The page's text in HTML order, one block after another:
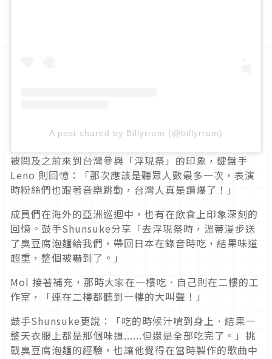
A post shared by Billyrrom (@billyrrom)
被問及之前來到台灣參與「浮現祭」的印象，鍵盤手
Leno 則回憶：「那次應該是聽眾人數最多一次，表演
時粉絲們也跟著音樂跳動，台灣人真是讚爆了！」
成員們在海外的亞洲巡迴中，也有在飲食上印象深刻的
回憶。鼓手Shunsuke分享「去浮現祭時，溫蒂漫步送
了臭豆腐泡麵給我們，帶回日本在錄音時吃，結果味道
超重，整個被嚇到了。」
Mol 接著補充，那時大家在一樓吃．自己則在二樓的工
作室，「連在二樓都聽到一樓的大叫聲！」
鼓手Shunsuke更說：「吃的時候汁噴到身上．結果一
整天衣服上都是那個味道......但還是全部吃完了。」挑
戰臭豆腐泡麵的經驗，也讓他覺得在當時製作的歌曲中